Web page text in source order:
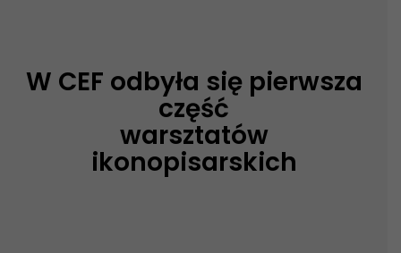
W CEF odbyła się pierwsza
część
warsztatów
ikonopisarskich